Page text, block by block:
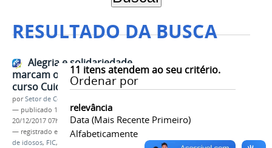
RESULTADO DA BUSCA
11 itens atendem ao seu critério.
Ordenar por
relevância
Data (mais Recente Primeiro)
Alfabeticamente
Alegria e solidariedade
marcam o encerramento do
curso Cuidador de Idosos
porSetor de Comunicação
— publicado 18/12/2017—última modificação
20/12/2017 07h01
— registrado em:
encerramento,curso cuidador
de idosos, FIC,
,